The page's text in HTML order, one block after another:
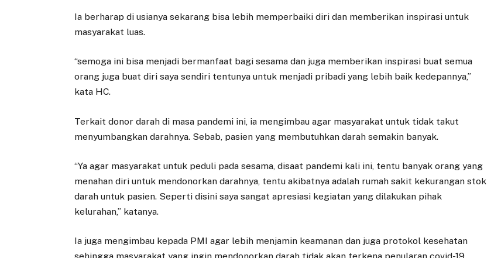
Ia berharap di usianya sekarang bisa lebih memperbaiki diri dan memberikan inspirasi untuk
masyarakat luas.
“semoga ini bisa menjadi bermanfaat bagi sesama dan juga memberikan inspirasi buat semua
orang juga buat diri saya sendiri tentunya untuk menjadi pribadi yang lebih baik kedepannya,”
kata HC.
Terkait donor darah di masa pandemi ini, ia mengimbau agar masyarakat untuk tidak takut
menyumbangkan darahnya. Sebab, pasien yang membutuhkan darah semakin banyak.
“Ya agar masyarakat untuk peduli pada sesama, disaat pandemi kali ini, tentu banyak orang yang
menahan diri untuk mendonorkan darahnya, tentu akibatnya adalah rumah sakit kekurangan stok
darah untuk pasien. Seperti disini saya sangat apresiasi kegiatan yang dilakukan pihak
kelurahan,” katanya.
Ia juga mengimbau kepada PMI agar lebih menjamin keamanan dan juga protokol kesehatan
Bogor yang
kebiasaan berbelanja